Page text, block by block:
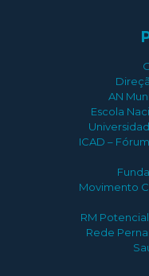
AN
Escola
ICAD –
Movimento
RM
Rede